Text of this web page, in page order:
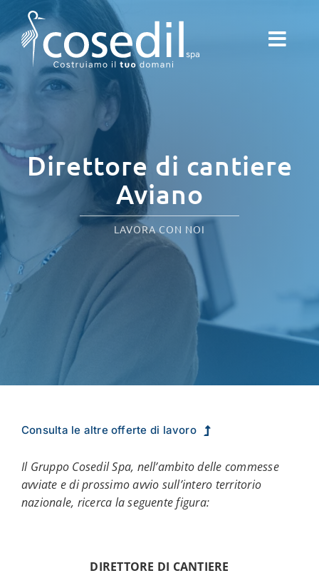
contenuto
Direttore di cantiere
Aviano
LAVORA CON NOI
Consulta le altre offerte di lavoro
Il Gruppo Cosedil Spa, nell’ambito delle commesse
avviate e di prossimo avvio sull’intero territorio
nazionale, ricerca la seguente figura:
DIRETTORE DI CANTIERE